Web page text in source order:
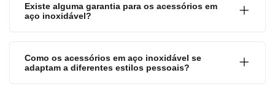
Existe alguma garantia para os acessórios em
aço inoxidável?
Como os acessórios em aço inoxidável se
adaptam a diferentes estilos pessoais?